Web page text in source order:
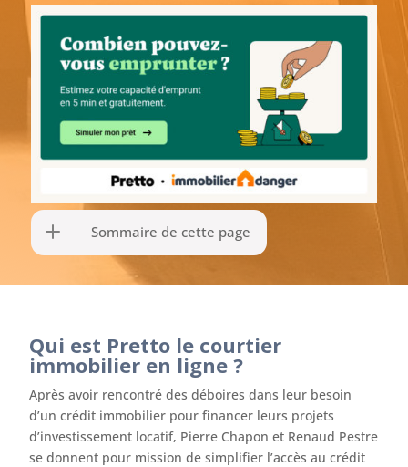
Sommaire de cette page
Qui est Pretto le courtier
immobilier en ligne ?
Après avoir rencontré des déboires dans leur besoin
d’un crédit immobilier pour financer leurs projets
d’investissement locatif, Pierre Chapon et Renaud Pestre
se donnent pour mission de simplifier l’accès au crédit